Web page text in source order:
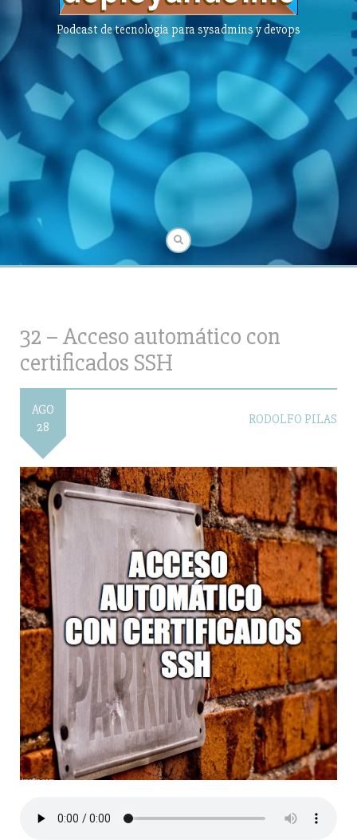
Podcast de tecnologia para sysadmins y devops
32 – Acceso automático con
certificados SSH
AGO
28
RODOLFO PILAS